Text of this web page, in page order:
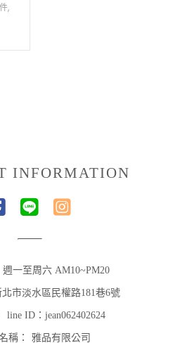
,
INFORMATION
週一至周六 AM10~PM20
北市淡水區民權路181巷6號
line ID：jean062402624
稱： 雅品有限公司